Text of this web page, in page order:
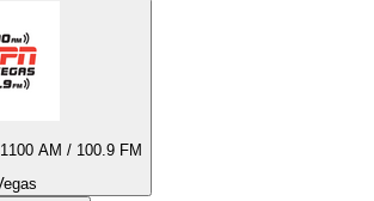
AM / 100.9 FM